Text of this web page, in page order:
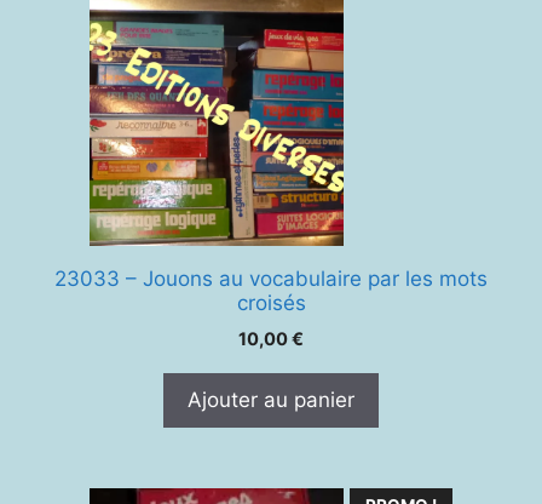
23033 – Jouons au vocabulaire par les mots
croisés
10,00€
Ajouter au panier